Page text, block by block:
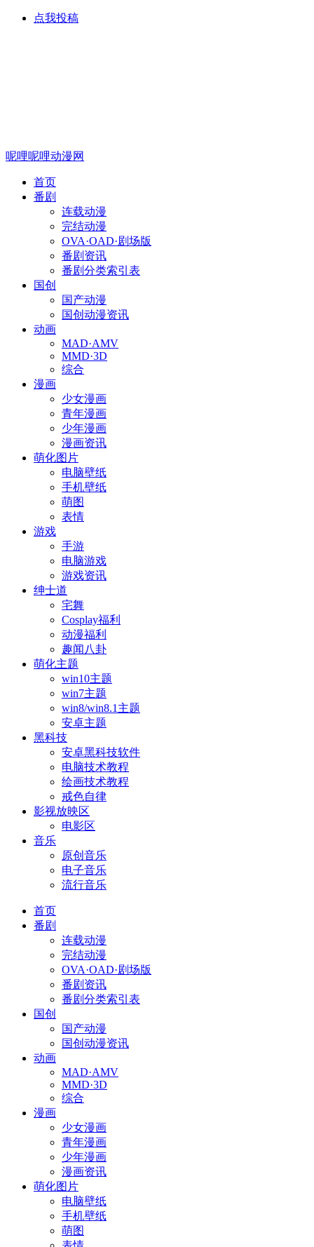
点我投稿
呢哩呢哩动漫网
首页
番剧
连载动漫
完结动漫
OVA·OAD·剧场版
番剧资讯
番剧分类索引表
国创
国产动漫
国创动漫资讯
动画
MAD·AMV
MMD·3D
综合
漫画
少女漫画
青年漫画
少年漫画
漫画资讯
萌化图片
电脑壁纸
手机壁纸
萌图
表情
游戏
手游
电脑游戏
游戏资讯
绅士道
宅舞
Cosplay福利
动漫福利
趣闻八卦
萌化主题
win10主题
win7主题
win8/win8.1主题
安卓主题
黑科技
安卓黑科技软件
电脑技术教程
绘画技术教程
戒色自律
影视放映区
电影区
音乐
原创音乐
电子音乐
流行音乐
首页
番剧
连载动漫
完结动漫
OVA·OAD·剧场版
番剧资讯
番剧分类索引表
国创
国产动漫
国创动漫资讯
动画
MAD·AMV
MMD·3D
综合
漫画
少女漫画
青年漫画
少年漫画
漫画资讯
萌化图片
电脑壁纸
手机壁纸
萌图